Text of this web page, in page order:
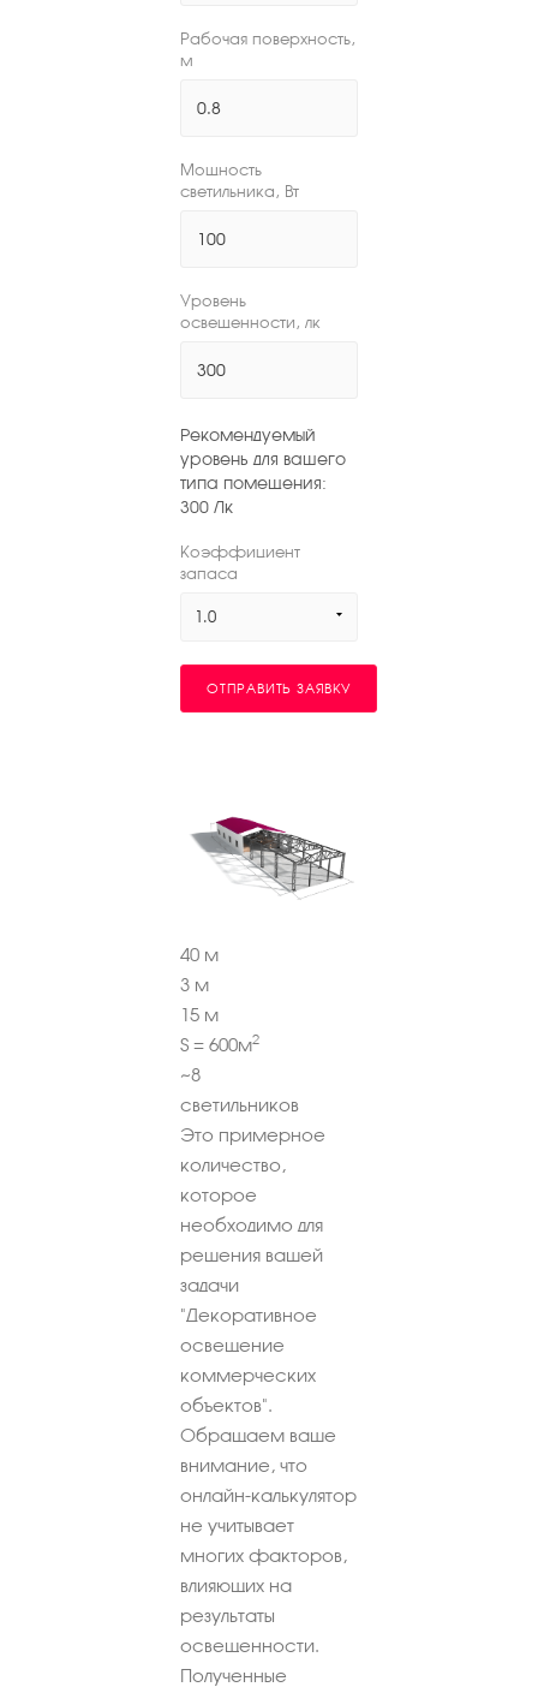
Рабочая поверхность,
м
Мощность
светильника, Вт
Уровень
освещенности, лк
Рекомендуемый
уровень для вашего
типа помещения:
300 Лк
Коэффициент
запаса
1.0
ОТПРАВИТЬ ЗАЯВКУ
40 м
3 м
15 м
S = 600м2
~8
светильников
Это примерное
количество,
которое
необходимо для
решения вашей
задачи
"Декоративное
освещение
коммерческих
объектов".
Обращаем ваше
внимание, что
онлайн-калькулятор
не учитывает
многих факторов,
влияющих на
результаты
освещенности.
Полученные